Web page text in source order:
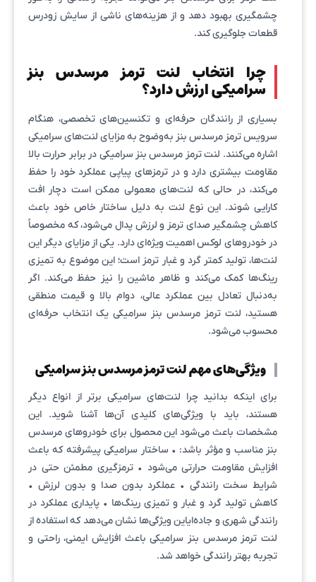
چشمگیری بهبود دهد و از هزینه‌های ناشی از سایش زودرس
قطعات جلوگیری کند.
چرا انتخاب لنت ترمز مرسدس بنز
سرامیکی ارزش دارد؟
بسیاری از رانندگان حرفه‌ای و تکنسین‌های تخصصی، هنگام
سرویس ترمز مرسدس بنز به‌وضوح به مزایای لنت‌های سرامیکی
اشاره می‌کنند. لنت ترمز مرسدس بنز سرامیکی در برابر حرارت بالا
مقاومت بیشتری دارد و در ترمزهای پیاپی عملکرد خود را حفظ
می‌کند، در حالی که لنت‌های معمولی ممکن است دچار افت
کارایی شوند. این نوع لنت به دلیل ساختار خاص خود باعث
کاهش چشمگیر صدای ترمز و لرزش پدال می‌شود، که مخصوصاً
در خودروهای لوکس اهمیت ویژه‌ای دارد. یکی از مزایای دیگر این
لنت‌ها، تولید کمتر گرد و غبار ترمز است؛ این موضوع به تمیزی
رینگ‌ها کمک می‌کند و ظاهر ماشین را نیز حفظ می‌کند. اگر
به‌دنبال تعادل بین عملکرد عالی، دوام بالا و قیمت منطقی
هستید، لنت ترمز مرسدس بنز سرامیکی یک انتخاب حرفه‌ای
محسوب می‌شود.
ویژگی‌های مهم لنت ترمز مرسدس بنز سرامیکی
برای اینکه بدانید چرا لنت‌های سرامیکی برتر از انواع دیگر
هستند، باید با ویژگی‌های کلیدی آن‌ها آشنا شوید. این
مشخصات باعث می‌شود این محصول برای خودروهای مرسدس
بنز مناسب و مؤثر باشد: • ساختار سرامیکی پیشرفته که باعث
افزایش مقاومت حرارتی می‌شود • ترمزگیری مطمئن حتی در
شرایط سخت رانندگی • عملکرد بدون صدا و بدون لرزش •
کاهش تولید گرد و غبار و تمیزی رینگ‌ها • پایداری عملکرد در
رانندگی شهری و جاده‌ایاین ویژگی‌ها نشان می‌دهد که استفاده از
لنت ترمز مرسدس بنز سرامیکی باعث افزایش ایمنی، راحتی و
تجربه بهتر رانندگی خواهد شد.